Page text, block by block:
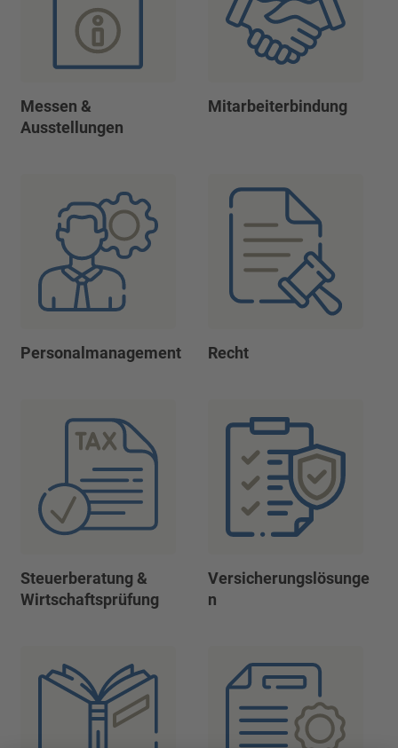
Messen &
Ausstellungen
Mitarbeiterbindung
Personalmanagement Recht
Steuerberatung &
Wirtschaftsprüfung
Versicherungslösunge
n